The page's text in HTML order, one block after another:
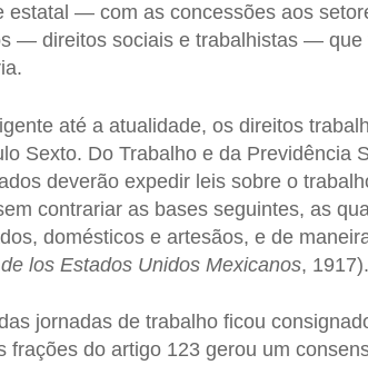
estatal — com as concessões aos
— direitos sociais e trabalhistas — que
até a atualidade, os direitos
Sexto. Do Trabalho e da Previdência
deverão expedir leis sobre o
contrariar as bases seguintes, as
domésticos e artesãos, e de
los Estados Unidos Mexicanos, 1917).
jornadas de trabalho ficou
frações do artigo 123 gerou um